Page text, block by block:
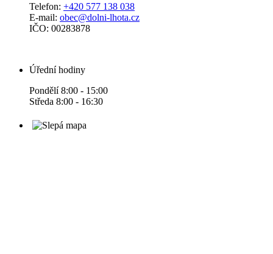
Telefon: +420 577 138 038
E-mail: obec@dolni-lhota.cz
IČO: 00283878
Úřední hodiny
Pondělí 8:00 - 15:00
Středa 8:00 - 16:30